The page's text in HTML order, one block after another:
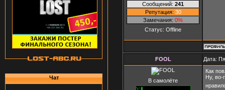
Чат
Сообщений: 241
Репутация: 30
Замечания: 0%
Статус: Offline
FOOL Дата:
В самолёте
Как
Ну, во-